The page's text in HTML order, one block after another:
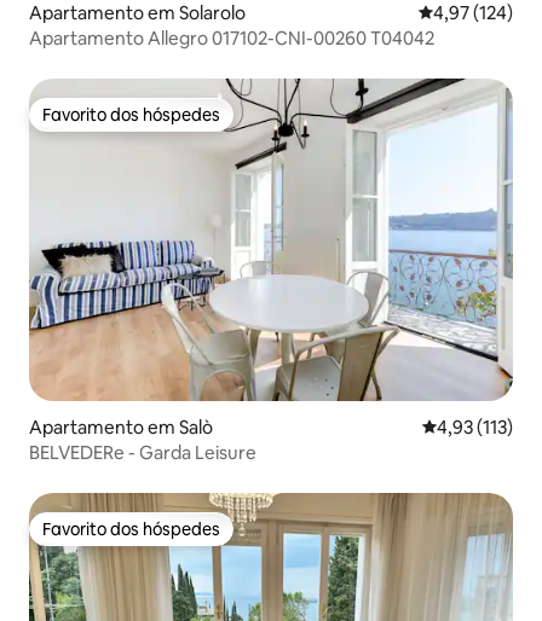
Apartamento em Solarolo Classificação
4,97 (124)
Apartamento Allegro 017102-CNI-00260 T04042
Favorito dos hóspedes
Favorito dos hóspedes
Apartamento em Salò Classificação
4,93 (113)
BELVEDERe - Garda Leisure
Favorito dos hóspedes
Favorito dos hóspedes